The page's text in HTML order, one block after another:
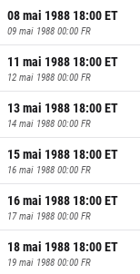
08 mai 1988 18:00ET
09 mai 1988 00:00 FR
11 mai 1988 18:00ET
12 mai 1988 00:00 FR
13 mai 1988 18:00ET
14 mai 1988 00:00 FR
15 mai 1988 18:00ET
16 mai 1988 00:00 FR
16 mai 1988 18:00ET
17 mai 1988 00:00 FR
18 mai 1988 18:00ET
19 mai 1988 00:00 FR